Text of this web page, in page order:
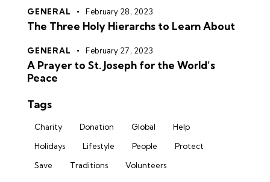
GENERAL February 28, 2023
The Three Holy Hierarchs to Learn About
GENERAL February 27, 2023
A Prayer to St. Joseph for the World’s
Peace
Tags
Charity Donation Global
Help
Holidays
Lifestyle People
Protect
Save
Traditions Volunteers